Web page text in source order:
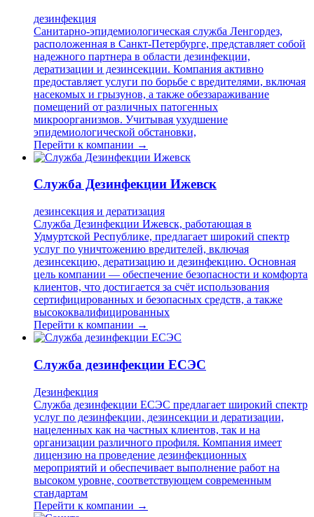
дезинфекция
Санитарно-эпидемиологическая служба Ленгордез,
расположенная в Санкт-Петербурге, представляет собой
надежного партнера в области дезинфекции,
дератизации и дезинсекции. Компания активно
предоставляет услуги по борьбе с вредителями, включая
насекомых и грызунов, а также обеззараживание
помещений от различных патогенных
микроорганизмов. Учитывая ухудшение
эпидемиологической обстановки,
Перейти к компании →
Служба Дезинфекции Ижевск
дезинсекция и дератизация
Служба Дезинфекции Ижевск, работающая в
Удмуртской Республике, предлагает широкий спектр
услуг по уничтожению вредителей, включая
дезинсекцию, дератизацию и дезинфекцию. Основная
цель компании — обеспечение безопасности и комфорта
клиентов, что достигается за счёт использования
сертифицированных и безопасных средств, а также
высококвалифицированных
Перейти к компании →
Служба дезинфекции ЕСЭС
Дезинфекция
Служба дезинфекции ЕСЭС предлагает широкий спектр
услуг по дезинфекции, дезинсекции и дератизации,
нацеленных как на частных клиентов, так и на
организации различного профиля. Компания имеет
лицензию на проведение дезинфекционных
мероприятий и обеспечивает выполнение работ на
высоком уровне, соответствующем современным
стандартам
Перейти к компании →